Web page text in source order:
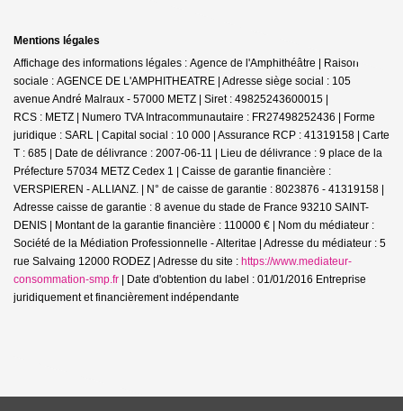
Mentions légales
Affichage des informations légales : Agence de l'Amphithéâtre | Raison
sociale : AGENCE DE L'AMPHITHEATRE | Adresse siège social : 105
avenue André Malraux - 57000 METZ | Siret : 49825243600015 |
RCS : METZ | Numero TVA Intracommunautaire : FR27498252436 | Forme
juridique : SARL | Capital social : 10 000 | Assurance RCP : 41319158 | Carte
T : 685 | Date de délivrance : 2007-06-11 | Lieu de délivrance : 9 place de la
Préfecture 57034 METZ Cedex 1 | Caisse de garantie financière :
VERSPIEREN - ALLIANZ. | N° de caisse de garantie : 8023876 - 41319158 |
Adresse caisse de garantie : 8 avenue du stade de France 93210 SAINT-
DENIS | Montant de la garantie financière : 110000 € | Nom du médiateur :
Société de la Médiation Professionnelle - Alteritae | Adresse du médiateur : 5
rue Salvaing 12000 RODEZ | Adresse du site : https://www.mediateur-
consommation-smp.fr | Date d'obtention du label : 01/01/2016 Entreprise
juridiquement et financièrement indépendante